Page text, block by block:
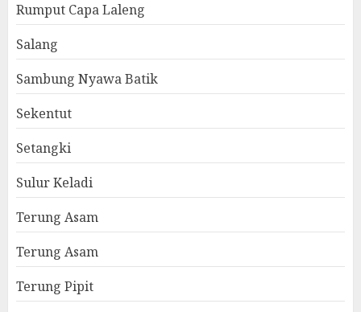
Rumput Capa Laleng
Salang
Sambung Nyawa Batik
Sekentut
Setangki
Sulur Keladi
Terung Asam
Terung Asam
Terung Pipit